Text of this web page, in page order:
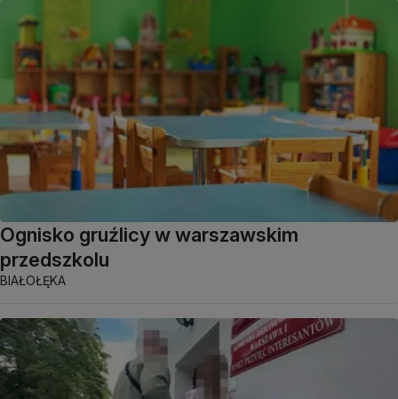
Ognisko gruźlicy w warszawskim
przedszkolu
BIAŁOŁĘKA